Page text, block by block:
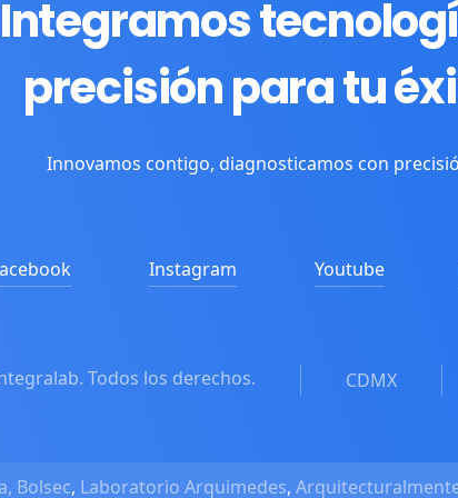
Integramos
precisión para tu
Innovamos contigo, diagnosticamos con
Instagram Youtube
Todos los derechos. CDMX
Bolsec, Laboratorio Arquimedes,